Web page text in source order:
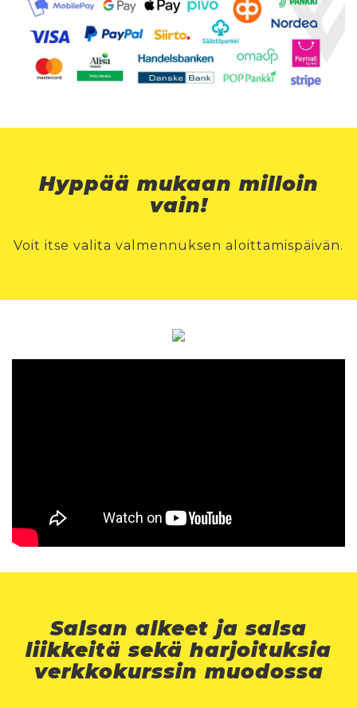
Hyppää mukaan milloin
vain!
Voit itse valita valmennuksen aloittamispäivän.
Salsan alkeet ja salsa
liikkeitä sekä harjoituksia
verkkokurssin muodossa